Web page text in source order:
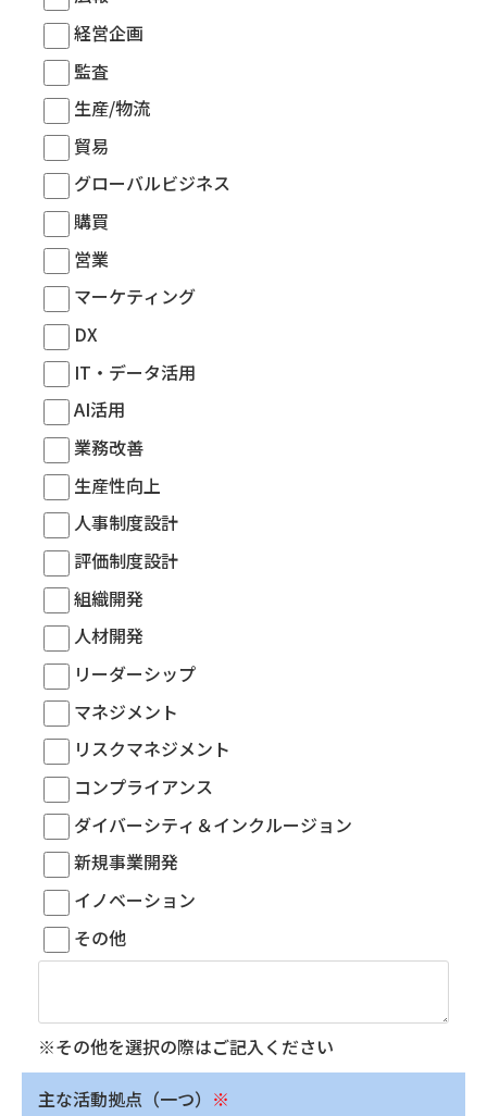
経営企画
監査
生産/物流
貿易
グローバルビジネス
購買
営業
マーケティング
DX
IT・データ活用
AI活用
業務改善
生産性向上
人事制度設計
評価制度設計
組織開発
人材開発
リーダーシップ
マネジメント
リスクマネジメント
コンプライアンス
ダイバーシティ＆インクルージョン
新規事業開発
イノベーション
その他
※その他を選択の際はご記入ください
主な活動拠点（一つ） ※